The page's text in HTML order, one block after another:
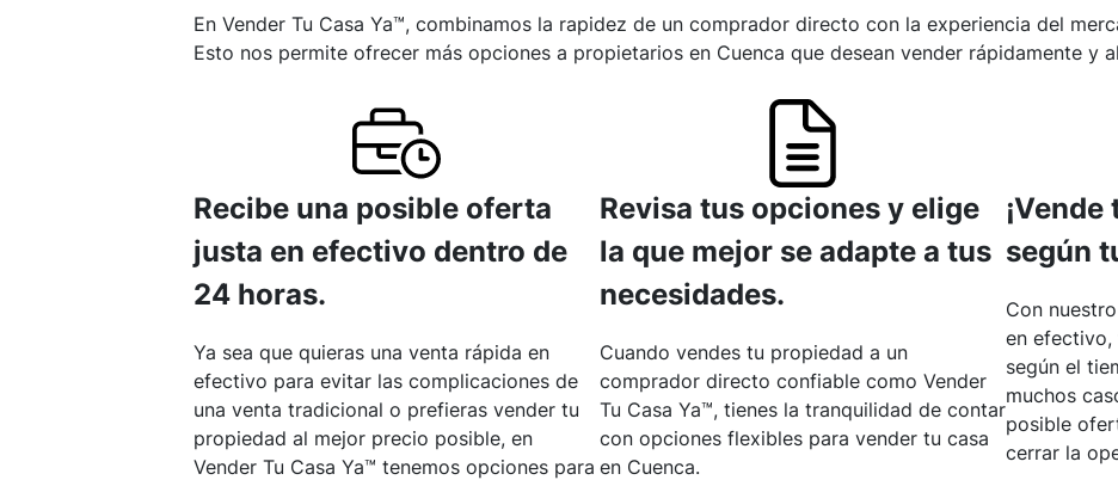
En Vender Tu Casa Ya™, combinamos la rapidez de un comprador directo con la experiencia del
Esto nos permite ofrecer más opciones a propietarios en Cuenca que desean vender rápidamente y
Recibe una posible oferta
justa en efectivo dentro de
24 horas.
Ya sea que quieras una venta rápida en
efectivo para evitar las complicaciones de
una venta tradicional o prefieras vender tu
propiedad al mejor precio posible, en
Vender Tu Casa Ya™ tenemos opciones para
Revisa tus opciones y elige
la que mejor se adapte a tus
necesidades.
Cuando vendes tu propiedad a un
comprador directo confiable como Vender
Tu Casa Ya™, tienes la tranquilidad de contar
con opciones flexibles para vender tu casa
en Cuenca.
según
Con
en
según el
muchos
posible
cerrar la